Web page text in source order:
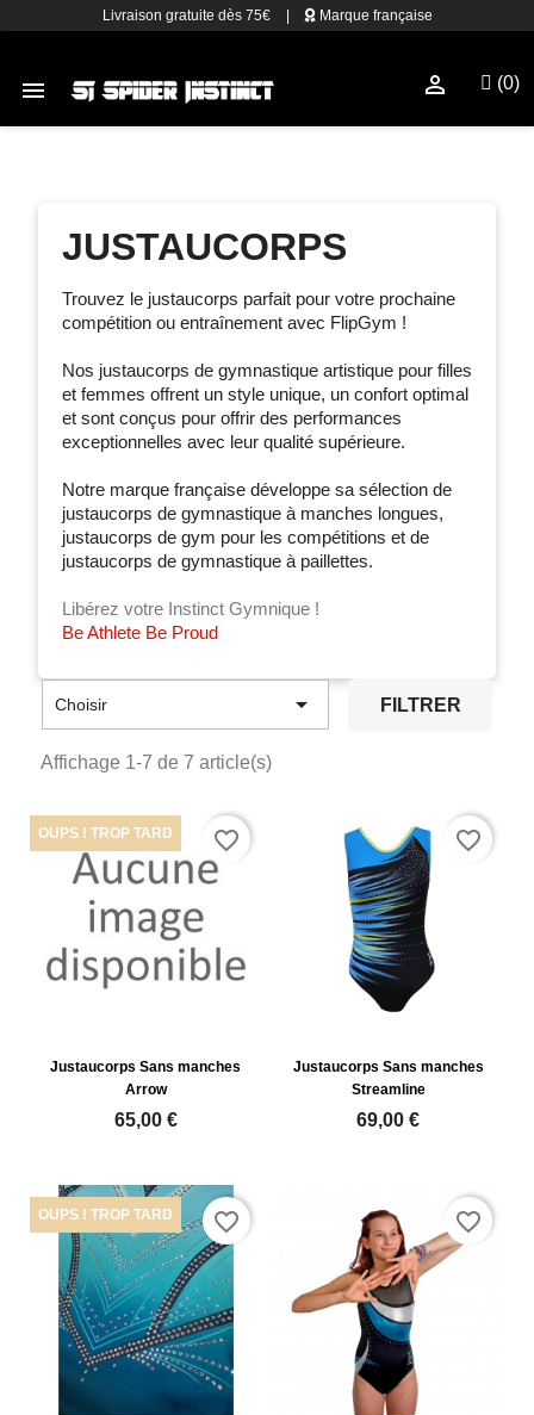
Livraison gratuite dès 75€ Marque française
 (0)

JUSTAUCORPS
Trouvez le justaucorps parfait pour votre prochaine
compétition ou entraînement avec FlipGym !
Nos justaucorps de gymnastique artistique pour filles
et femmes offrent un style unique, un confort optimal
et sont conçus pour offrir des performances
exceptionnelles avec leur qualité supérieure.
Notre marque française développe sa sélection de
justaucorps de gymnastique à manches longues,
justaucorps de gym pour les compétitions et de
justaucorps de gymnastique à paillettes.
Libérez votre Instinct Gymnique !
Be Athlete Be Proud
Choisir  FILTRER
Affichage 1-7 de 7 article(s)
Justaucorps Sans manches
Arrow
65,00 €
OUPS ! TROP TARD favorite_border
Justaucorps Sans manches
Streamline
69,00 €
favorite_border
OUPS ! TROP TARD favorite_border favorite_border